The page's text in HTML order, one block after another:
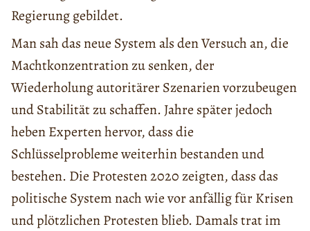
Regierung gebildet.
Man sah das neue System als den Versuch an, die
Machtkonzentration zu senken, der
Wiederholung autoritärer Szenarien vorzubeugen
und Stabilität zu schaffen. Jahre später jedoch
heben Experten hervor, dass die
Schlüsselprobleme weiterhin bestanden und
bestehen. Die Protesten 2020 zeigten, dass das
politische System nach wie vor anfällig für Krisen
und plötzlichen Protesten blieb. Damals trat im